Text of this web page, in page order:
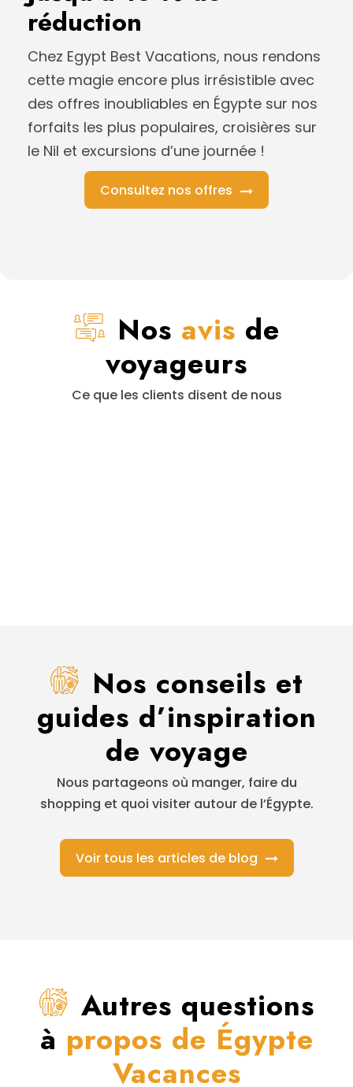
réduction
Chez Egypt Best Vacations, nous rendons
cette magie encore plus irrésistible avec
des offres inoubliables en Égypte sur nos
forfaits les plus populaires, croisières sur
le Nil et excursions d’une journée !
Consultez nos offres
Nos avis de
voyageurs
Ce que les clients disent de nous
Nos conseils et
guides d’inspiration
de voyage
Nous partageons où manger, faire du
shopping et quoi visiter autour de l’Égypte.
Voir tous les articles de blog
Autres questions
à propos de Égypte
Vacances